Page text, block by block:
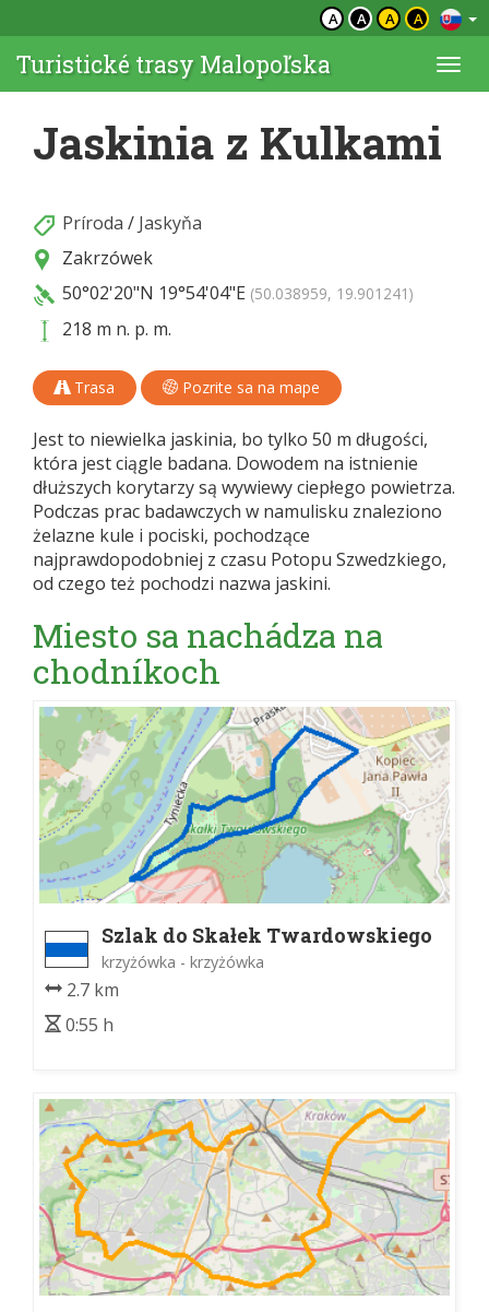
A A A A
Turistické trasy Malopoľska
Jaskinia z Kulkami
Príroda / Jaskyňa
Zakrzówek
50°02'20"N 19°54'04"E (50.038959, 19.901241)
218 m n. p. m.
Trasa Pozrite sa na mape
Jest to niewielka jaskinia, bo tylko 50 m długości,
która jest ciągle badana. Dowodem na istnienie
dłuższych korytarzy są wywiewy ciepłego powietrza.
Podczas prac badawczych w namulisku znaleziono
żelazne kule i pociski, pochodzące
najprawdopodobniej z czasu Potopu Szwedzkiego,
od czego też pochodzi nazwa jaskini.
Miesto sa nachádza na
chodníkoch
Szlak do Skałek Twardowskiego
krzyżówka - krzyżówka
2.7 km
0:55 h